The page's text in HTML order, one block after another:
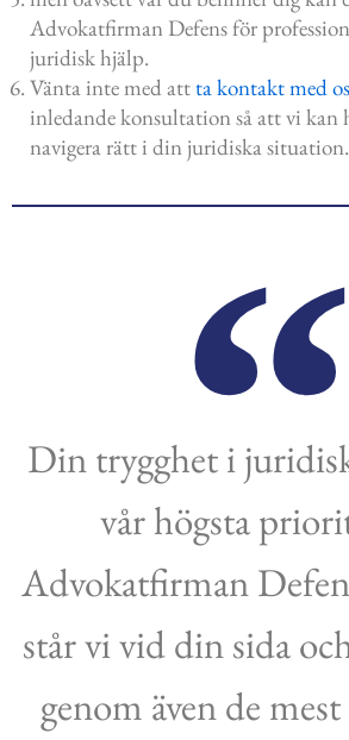
Advokatfirman Defens för
juridisk hjälp.
Vänta inte med attta kontakt med
inledande konsultation så att vi kan
navigera rätt i din juridiska situation.
Din trygghet i
vår högsta
Advokatfirman
står vi vid din sida
genom även de